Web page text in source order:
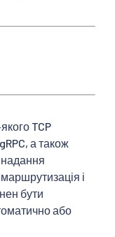
TCP
а також
і
бути
або